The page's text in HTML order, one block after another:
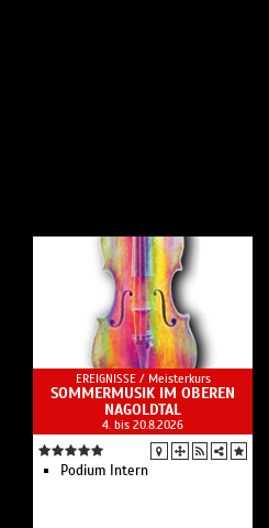
EREIGNISSE / Meisterkurs
SOMMERMUSIK IM OBEREN
NAGOLDTAL
4. bis 20.8.2026
Podium Intern